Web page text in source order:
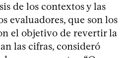
de los contextos y las
evaluadores, que son los
el objetivo de revertir la
las cifras, consideró